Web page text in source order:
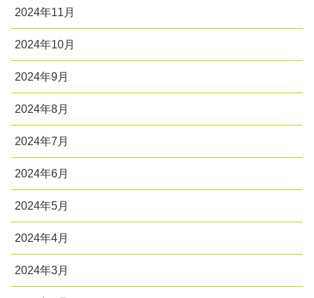
2024年11月
2024年10月
2024年9月
2024年8月
2024年7月
2024年6月
2024年5月
2024年4月
2024年3月